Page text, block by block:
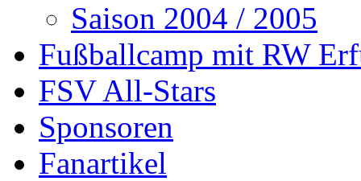
Saison 2004 / 2005
Fußballcamp mit RW
FSV All-Stars
Sponsoren
Fanartikel